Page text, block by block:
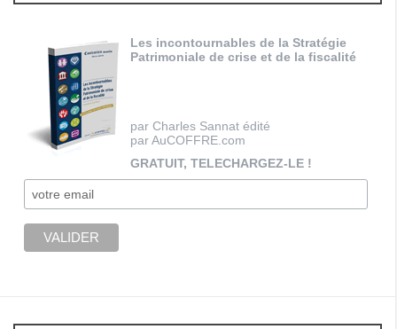
Les incontournables de la Stratégie
Patrimoniale de crise et de la fiscalité
par Charles Sannat édité
par AuCOFFRE.com
GRATUIT, TELECHARGEZ-LE !